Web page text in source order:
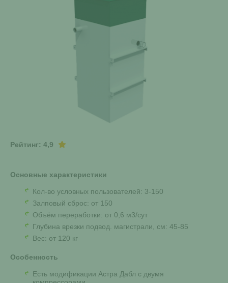
Рейтинг: 4,9
Основные характеристики
Кол-во условных пользователей: 3-150
Залповый сброс: от 150
Объём переработки: от 0,6 м3/сут
Глубина врезки подвод. магистрали, см: 45-85
Вес: от 120 кг
Особенность
Есть модификации Астра Дабл с двумя